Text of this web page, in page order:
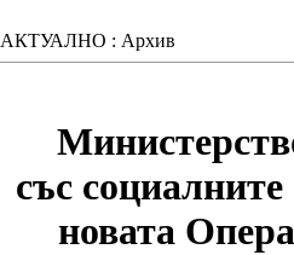
АКТУАЛНО : Архив
със
новата